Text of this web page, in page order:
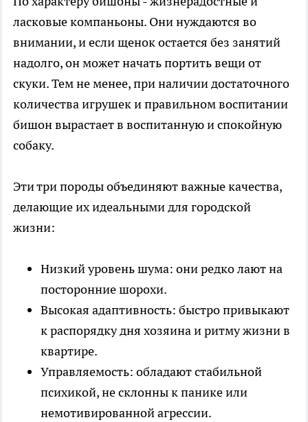
ласковые компаньоны. Они нуждаются во
внимании, и если щенок остается без занятий
надолго, он может начать портить вещи от
скуки. Тем не менее, при наличии достаточного
количества игрушек и правильном воспитании
бишон вырастает в воспитанную и спокойную
собаку.
Эти три породы объединяют важные качества,
делающие их идеальными для городской
жизни:
Низкий уровень шума: они редко лают на
посторонние шорохи.
Высокая адаптивность: быстро привыкают
к распорядку дня хозяина и ритму жизни в
квартире.
Управляемость: обладают стабильной
психикой, не склонны к панике или
немотивированной агрессии.